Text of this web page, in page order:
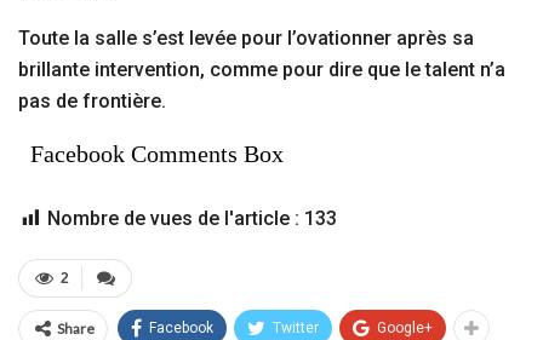
Toute la salle s’est levée pour l’ovationner après sa
brillante intervention, comme pour dire que le talent n’a
pas de frontière.
Facebook Comments Box
Nombre de vues de l'article : 133
2
Share Facebook Twitter Google+